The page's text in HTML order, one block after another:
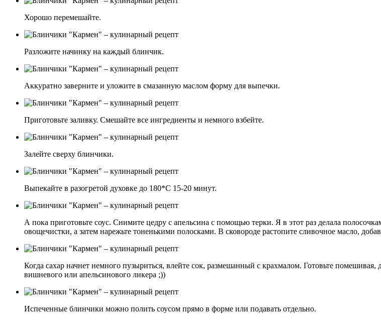
Хорошо перемешайте.
Разложите начинку на каждый блинчик.
Аккуратно заверните и уложите в смазанную маслом форму для выпечки.
Приготовьте заливку. Смешайте все ингредиенты и немного взбейте.
Залейте сверху блинчики.
Выпекайте в разогретой духовке до 180*С 15-20 минут.
А пока приготовьте соус. Снимите цедру с апельсина с помощью терки. Я в этот раз делала
овощечистки, а затем нарежьте тоненькими полосками. В сковороде растопите сливочное масло,
Когда сахар начнет немного пузыриться, влейте сок, размешанный с крахмалом. Готовьте
вишневого или апельсинового ликера ;))
Испеченные блинчики можно полить соусом прямо в форме или подавать отдельно.